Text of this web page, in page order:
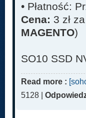
• Płatność:
Cena: 3 zł
MAGENTO)
SO10 SSD
Read more :
5128 |